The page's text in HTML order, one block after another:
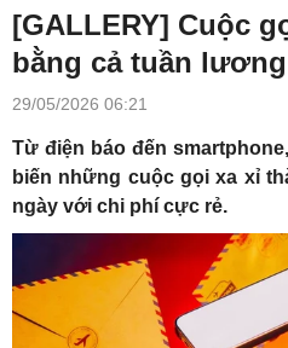
[GALLERY] Cuộc
bằng cả tuần
29/05/2026 06:21
Từ điện báo đến
biến những cuộc gọi xa xỉ
ngày với chi phí cực rẻ.